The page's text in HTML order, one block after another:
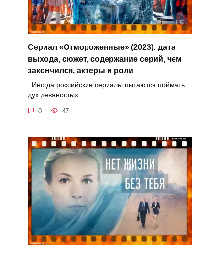
Сериал «Отмороженные» (2023): дата
выхода, сюжет, содержание серий, чем
закончился, актеры и роли
Иногда российские сериалы пытаются поймать
дух девяностых
0 47